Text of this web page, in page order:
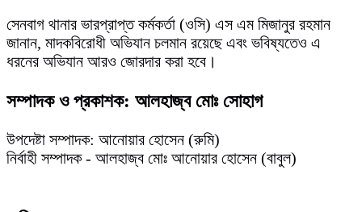
সেনবাগ থানার ভারপ্রাপ্ত কর্মকর্তা (ওসি) এস এম মিজানুর রহমান
জানান, মাদকবিরোধী অভিযান চলমান রয়েছে এবং ভবিষ্যতেও এ
ধরনের অভিযান আরও জোরদার করা হবে।
সম্পাদক ও প্রকাশক: আলহাজ্ব মোঃ সোহাগ
উপদেষ্টা সম্পাদক: আনোয়ার হোসেন (রুমি)
নির্বাহী সম্পাদক - আলহাজ্ব মোঃ আনোয়ার হোসেন (বাবুল)